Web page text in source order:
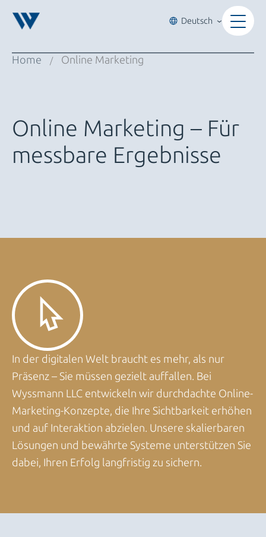
Inhalt
springen
Deutsch
Home / Online Marketing
Online Marketing – Für
messbare Ergebnisse
In der digitalen Welt braucht es mehr, als nur
Präsenz – Sie müssen gezielt auffallen. Bei
Wyssmann LLC entwickeln wir durchdachte Online-
Marketing-Konzepte, die Ihre Sichtbarkeit erhöhen
und auf Interaktion abzielen. Unsere skalierbaren
Lösungen und bewährte Systeme unterstützen Sie
dabei, Ihren Erfolg langfristig zu sichern.